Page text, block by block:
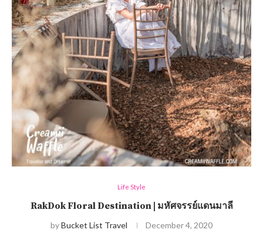
Life Style
RakDok Floral Destination | มหัศจรรย์แดนมาลี
byBucket List Travel December 4, 2020